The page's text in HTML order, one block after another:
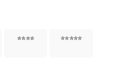
4/5
5/5